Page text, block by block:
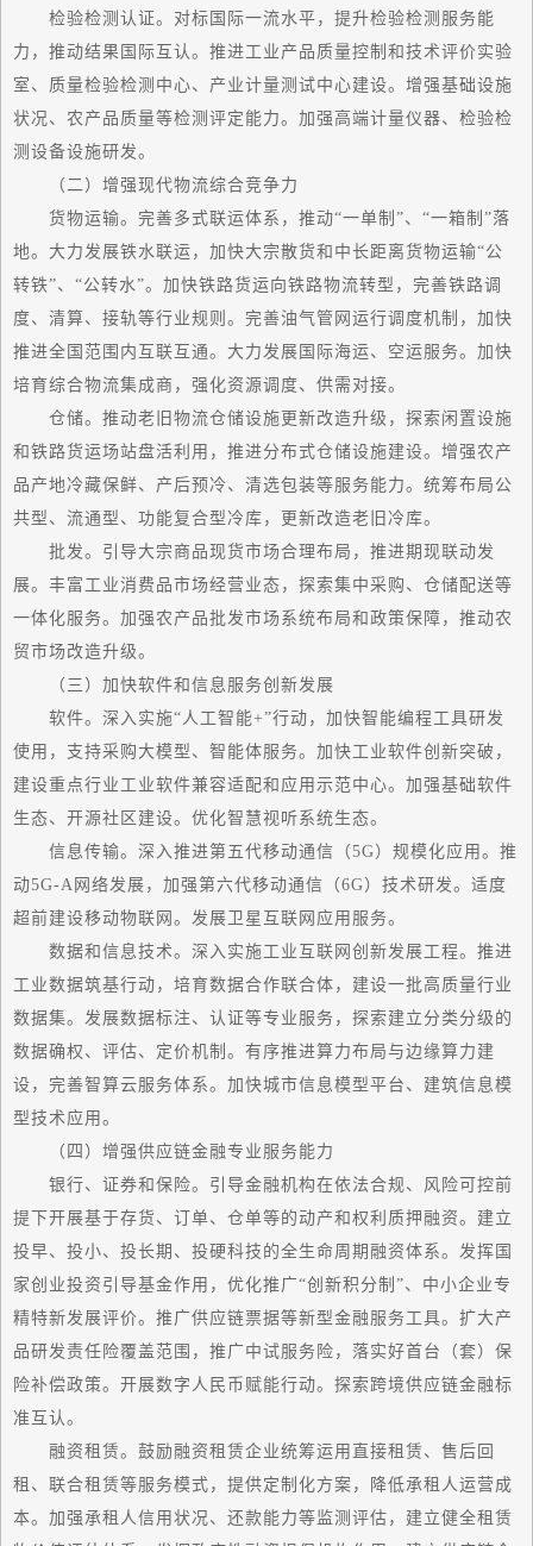
检验检测认证。对标国际一流水平，提升检验检测服务能
力，推动结果国际互认。推进工业产品质量控制和技术评价实验
室、质量检验检测中心、产业计量测试中心建设。增强基础设施
状况、农产品质量等检测评定能力。加强高端计量仪器、检验检
测设备设施研发。
（二）增强现代物流综合竞争力
货物运输。完善多式联运体系，推动“一单制”、“一箱制”落
地。大力发展铁水联运，加快大宗散货和中长距离货物运输“公
转铁”、“公转水”。加快铁路货运向铁路物流转型，完善铁路调
度、清算、接轨等行业规则。完善油气管网运行调度机制，加快
推进全国范围内互联互通。大力发展国际海运、空运服务。加快
培育综合物流集成商，强化资源调度、供需对接。
仓储。推动老旧物流仓储设施更新改造升级，探索闲置设施
和铁路货运场站盘活利用，推进分布式仓储设施建设。增强农产
品产地冷藏保鲜、产后预冷、清选包装等服务能力。统筹布局公
共型、流通型、功能复合型冷库，更新改造老旧冷库。
批发。引导大宗商品现货市场合理布局，推进期现联动发
展。丰富工业消费品市场经营业态，探索集中采购、仓储配送等
一体化服务。加强农产品批发市场系统布局和政策保障，推动农
贸市场改造升级。
（三）加快软件和信息服务创新发展
软件。深入实施“人工智能+”行动，加快智能编程工具研发
使用，支持采购大模型、智能体服务。加快工业软件创新突破，
建设重点行业工业软件兼容适配和应用示范中心。加强基础软件
生态、开源社区建设。优化智慧视听系统生态。
信息传输。深入推进第五代移动通信（5G）规模化应用。推
动5G-A网络发展，加强第六代移动通信（6G）技术研发。适度
超前建设移动物联网。发展卫星互联网应用服务。
数据和信息技术。深入实施工业互联网创新发展工程。推进
工业数据筑基行动，培育数据合作联合体，建设一批高质量行业
数据集。发展数据标注、认证等专业服务，探索建立分类分级的
数据确权、评估、定价机制。有序推进算力布局与边缘算力建
设，完善智算云服务体系。加快城市信息模型平台、建筑信息模
型技术应用。
（四）增强供应链金融专业服务能力
银行、证券和保险。引导金融机构在依法合规、风险可控前
提下开展基于存货、订单、仓单等的动产和权利质押融资。建立
投早、投小、投长期、投硬科技的全生命周期融资体系。发挥 国
家创业投资引导基金作用，优化推广“创新积分制”、中小企业专
精特新发展评价。推广供应链票据等新型金融服务工具。扩大产
品研发责任险覆盖范围，推广中试服务险，落实好首台（套）保
险补偿政策。开展数字人民币赋能行动。探索跨境供应链金融标
准互认。
融资租赁。鼓励融资租赁企业统筹运用直接租赁、售后回
租、联合租赁等服务模式，提供定制化方案，降低承租人运营成
本。加强承租人信用状况、还款能力等监测评估，建立健全租赁